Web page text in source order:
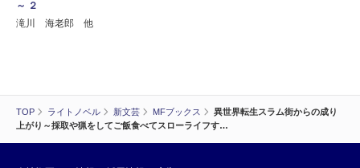
TOP ライトノベル 新文芸 MFブックス
異世界転生スラム街からの成り
上がり～採取や猟をしてご飯食べてスローライフす…
～ ２
滝川 海老郎 他